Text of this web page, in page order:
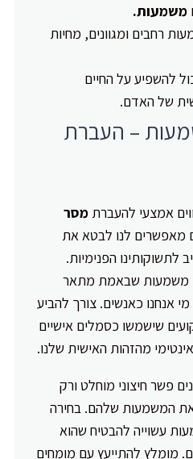
משמעות.
רחבים ומגוונים, מחיות
להשפיע על החיים
של האדם.
– העברת
אמצעי להעברת מסר
מאפשרים לנו לבטא את
לתשוקותינו הפנימיות.
משמעות שבאמת מתאר
אנחנו כאנשים. צורך להביע
שישמשו כסמלים אישיים
מהזהות האישית שלנו.
פשר חיצוני מוחלט ורק
המשמעות שלהם. בחירה
עשוייה להבטיח שהוא
מומלץ להתייעץ עם מומחים